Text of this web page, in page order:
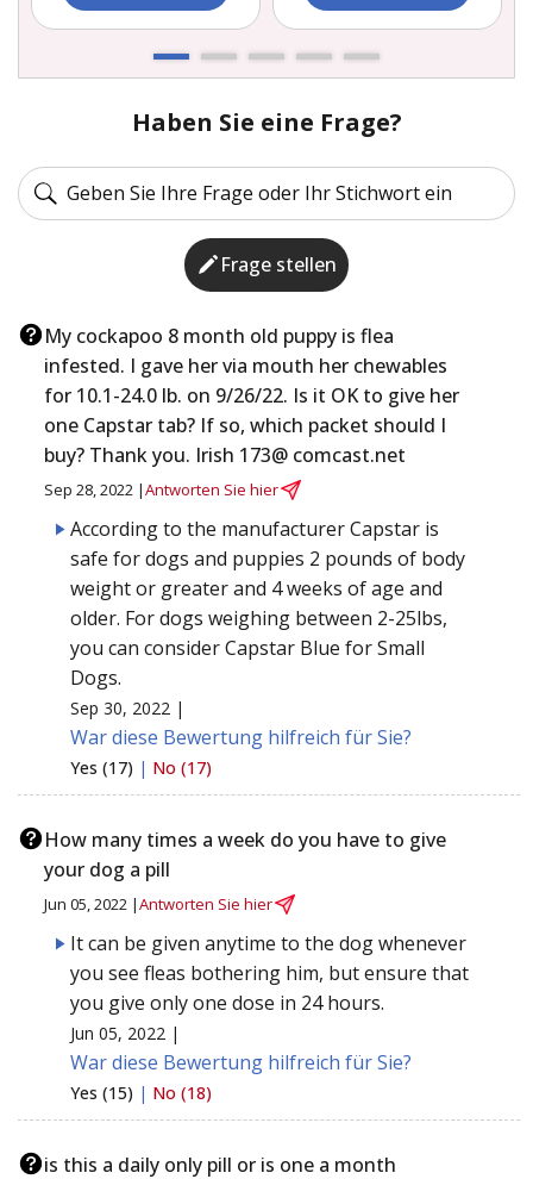
Haben Sie eine Frage?
Frage stellen
My cockapoo 8 month old puppy is flea
infested. I gave her via mouth her chewables
for 10.1-24.0 lb. on 9/26/22. Is it OK to give her
one Capstar tab? If so, which packet should I
buy? Thank you. Irish 173@ comcast.net
Sep 28, 2022 |Antworten Sie hier
According to the manufacturer Capstar is
safe for dogs and puppies 2 pounds of body
weight or greater and 4 weeks of age and
older. For dogs weighing between 2-25lbs,
you can consider Capstar Blue for Small
Dogs.
Sep 30, 2022 |
War diese Bewertung hilfreich für Sie?
Yes (17) | No (17)
How many times a week do you have to give
your dog a pill
Jun 05, 2022 |Antworten Sie hier
It can be given anytime to the dog whenever
you see fleas bothering him, but ensure that
you give only one dose in 24 hours.
Jun 05, 2022 |
War diese Bewertung hilfreich für Sie?
Yes (15) | No (18)
is this a daily only pill or is one a month